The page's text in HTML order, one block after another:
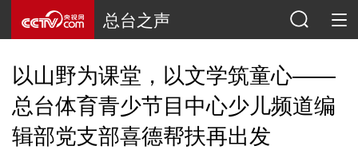
总台之声
以山野为课堂，以文学筑童心——
总台体育青少节目中心少儿频道编
辑部党支部喜德帮扶再出发